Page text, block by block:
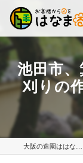
池田市
刈りの